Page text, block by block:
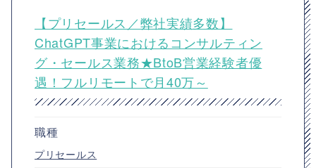
【プリセールス／弊社実績多数】
ChatGPT事業におけるコンサルティン
グ・セールス業務★BtoB営業経験者優
遇！フルリモートで月40万～
職種
プリセールス